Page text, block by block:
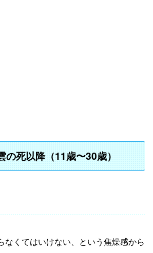
の死以降（11歳〜30歳）
なくてはいけない、という焦燥感から